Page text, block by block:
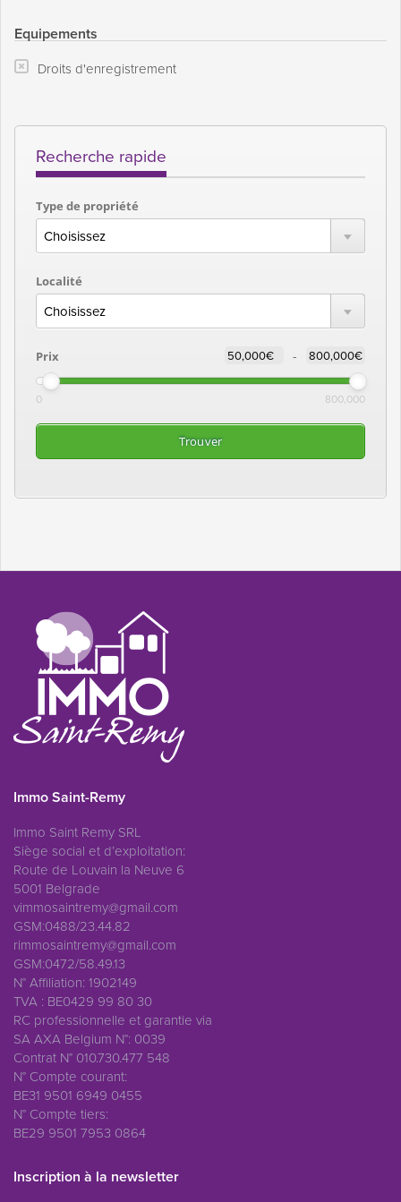
Equipements
Droits d'enregistrement
Recherche rapide
Type de propriété
Localité
Prix -
0 800,000
Immo Saint-Remy
Immo Saint Remy SRL
Siège social et d’exploitation:
Route de Louvain la Neuve 6
5001 Belgrade
vimmosaintremy@gmail.com
GSM:0488/23.44.82
rimmosaintremy@gmail.com
GSM:0472/58.49.13
N° Affiliation: 1902149
TVA : BE0429 99 80 30
RC professionnelle et garantie via
SA AXA Belgium N°: 0039
Contrat N° 010.730.477 548
N° Compte courant:
BE31 9501 6949 0455
N° Compte tiers:
BE29 9501 7953 0864
Inscription à la newsletter